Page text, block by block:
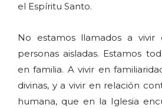
el Espíritu Santo.
No estamos llamados a vivir
personas aisladas. Estamos
en familia. A vivir en
divinas, y a vivir en relación
humana, que en la Iglesia